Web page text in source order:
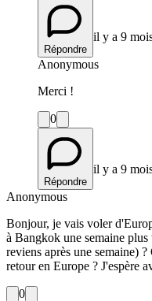
Répondre
il y a 9
Anonymous
Merci !
0
Répondre
il y a 9
Anonymous
Bonjour, je vais voler
à Bangkok une semaine
reviens après une semaine)
retour en Europe ? J'espère
0